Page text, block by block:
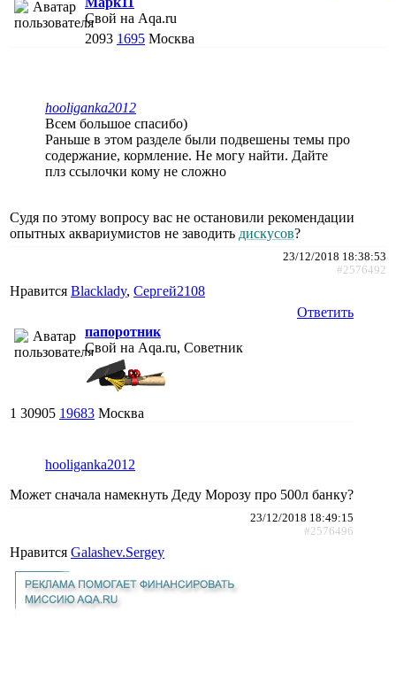
Свой на Aqa.ru
2093 1695 Москва
hooliganka2012
Всем большое спасибо)
Раньше в этом разделе были подвешены темы про
содержание, кормление. Не могу найти. Дайте
плз ссылочки кому не сложно
Судя по этому вопросу вас не остановили рекомендации
опытных аквариумистов не заводить дискусов?
23/12/2018 18:38:53
#2576492
Нравится Blacklady, Сергей2108
Ответить
папоротник
Свой на Aqa.ru, Советник
1 30905 19683 Москва
hooliganka2012
Может сначала намекнуть Деду Морозу про 500л банку?
23/12/2018 18:49:15
#2576496
Нравится Galashev.Sergey